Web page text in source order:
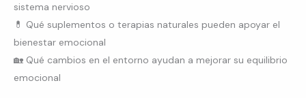
sistema nervioso
💊 Qué suplementos o terapias naturales pueden apoyar el
bienestar emocional
🏡 Qué cambios en el entorno ayudan a mejorar su equilibrio
emocional